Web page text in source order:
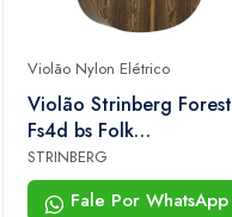
Violão Nylon Elétrico
Violão Strinberg Forest
Fs4d bs Folk
Eletroacústico Cutaway
Aço
STRINBERG
Fale Por WhatsApp